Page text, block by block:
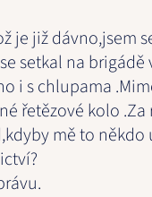
je již dávno,jsem
setkal na
i s chlupama
řetězové kolo
mě to